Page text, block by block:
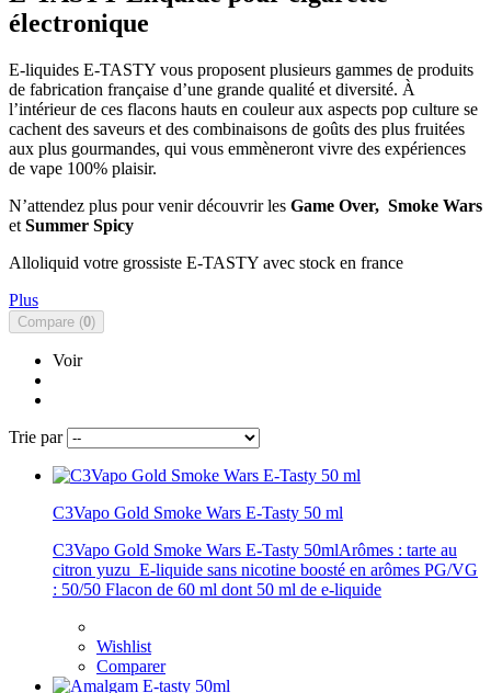
électronique
E-liquides E-TASTY vous proposent plusieurs gammes de produits
de fabrication française d’une grande qualité et diversité. À
l’intérieur de ces flacons hauts en couleur aux aspects pop culture se
cachent des saveurs et des combinaisons de goûts des plus fruitées
aux plus gourmandes, qui vous emmèneront vivre des expériences
de vape 100% plaisir.
N’attendez plus pour venir découvrir les Game Over, Smoke Wars
et Summer Spicy
Alloliquid votre grossiste E-TASTY avec stock en france
Plus
Compare (0)
Voir
Trie par
C3Vapo Gold Smoke Wars E-Tasty 50 ml
C3Vapo Gold Smoke Wars E-Tasty 50mlArômes : tarte au
citron yuzu E-liquide sans nicotine boosté en arômes PG/VG
: 50/50 Flacon de 60 ml dont 50 ml de e-liquide
Wishlist
Comparer